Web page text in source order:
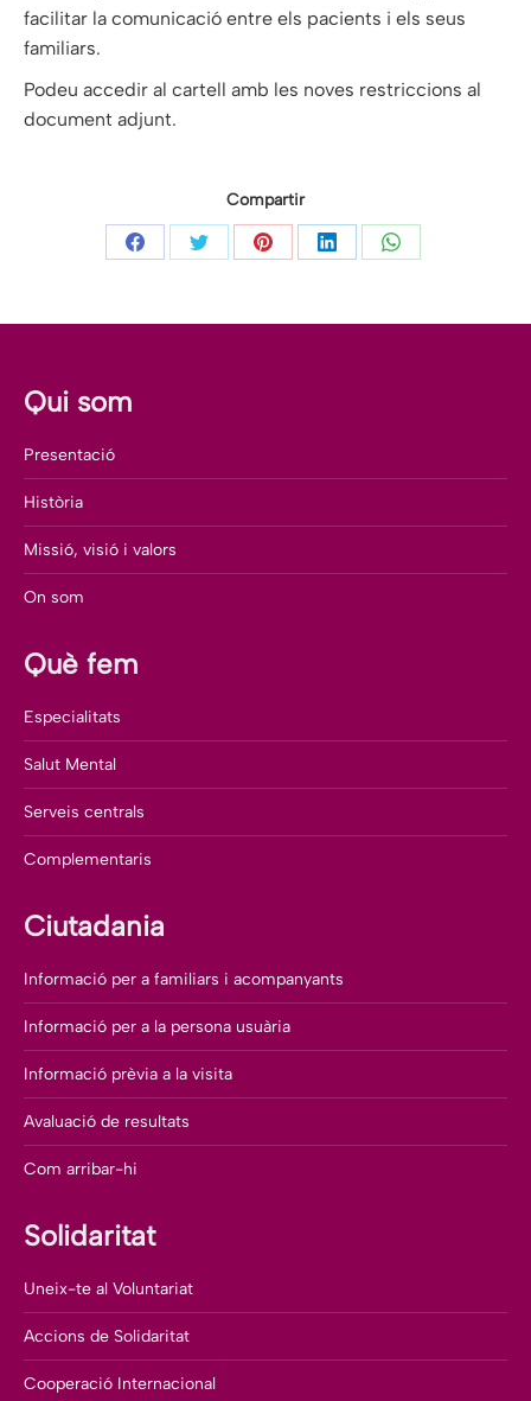
facilitar la comunicació entre els pacients i els seus
familiars.
Podeu accedir al cartell amb les noves restriccions al
document adjunt.
Compartir
Share
Facebook
Share
Twitter
Share
Pinterest
Share
LinkedIn
Share
WhatsApp
Qui som
Presentació
Història
Missió, visió i valors
On som
Què fem
Especialitats
Salut Mental
Serveis centrals
Complementaris
Ciutadania
Informació per a familiars i acompanyants
Informació per a la persona usuària
Informació prèvia a la visita
Avaluació de resultats
Com arribar-hi
Solidaritat
Uneix-te al Voluntariat
Accions de Solidaritat
Cooperació Internacional